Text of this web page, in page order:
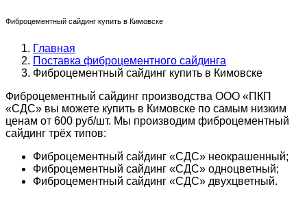
Фиброцементный сайдинг купить в Кимовске
Главная
Поставка фиброцементного сайдинга
Фиброцементный сайдинг купить в Кимовске
Фиброцементный сайдинг производства ООО «ПКП
«СДС» вы можете купить в Кимовске по самым низким
ценам от 600 руб/шт. Мы производим фиброцементный
сайдинг трёх типов:
Фиброцементный сайдинг «СДС» неокрашенный;
Фиброцементный сайдинг «СДС» одноцветный;
Фиброцементный сайдинг «СДС» двухцветный.